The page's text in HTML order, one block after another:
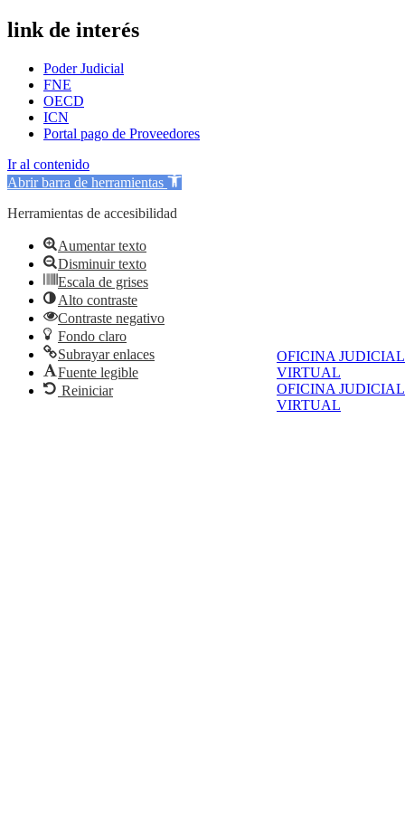
OFICINA JUDICIAL
VIRTUAL
OFICINA JUDICIAL
VIRTUAL
link de interés
Poder Judicial
FNE
OECD
ICN
Portal pago de Proveedores
Ir al contenido
Abrir barra de herramientas
Herramientas de accesibilidad
Aumentar texto
Disminuir texto
Escala de grises
Alto contraste
Contraste negativo
Fondo claro
Subrayar enlaces
Fuente legible
Reiniciar